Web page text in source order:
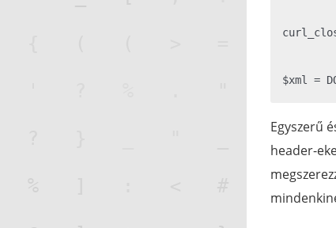
Egyszerű
header-